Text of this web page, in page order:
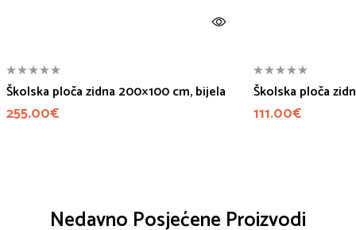
Školska ploča zidna 200×100 cm, bijela
255.00€
Školska ploča
111.00€
Nedavno Posjećene Proizvodi